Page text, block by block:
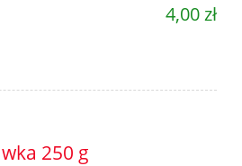
4,00 zł
250 g